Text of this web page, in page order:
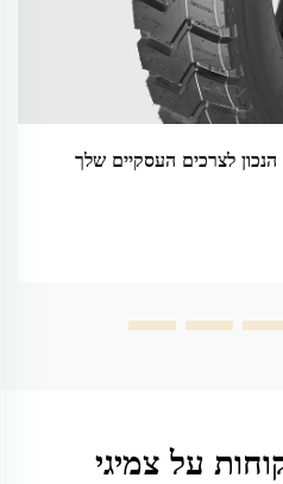
לצרכים העסקיים שלך
על צמיגי